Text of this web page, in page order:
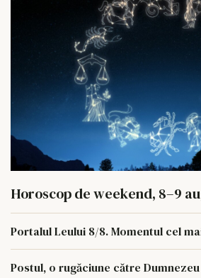
Horoscop de weekend, 8–9
Portalul Leului 8/8. Momentul cel
Postul, o rugăciune către